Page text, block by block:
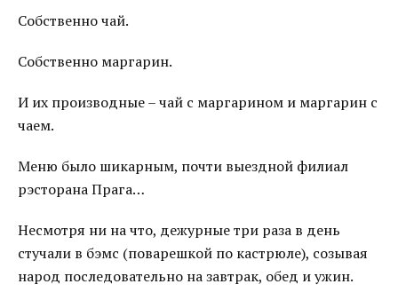
Собственно чай.
Собственно маргарин.
И их производные – чай с маргарином и маргарин с
чаем.
Меню было шикарным, почти выездной филиал
рэсторана Прага…
Несмотря ни на что, дежурные три раза в день
стучали в бэмс (поварешкой по кастрюле), созывая
народ последовательно на завтрак, обед и ужин.